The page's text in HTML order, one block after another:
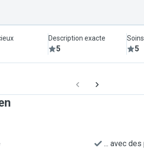
Description exacte
5 5
... avec